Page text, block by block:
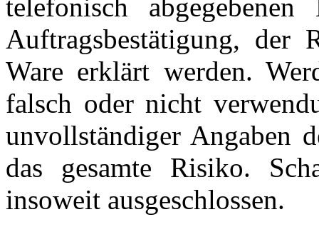
telefonisch
Auftragsbestätigung, der
Ware erklärt werden.
falsch oder nicht
unvollständiger Angaben
das gesamte Risiko.
insoweit ausgeschlossen.